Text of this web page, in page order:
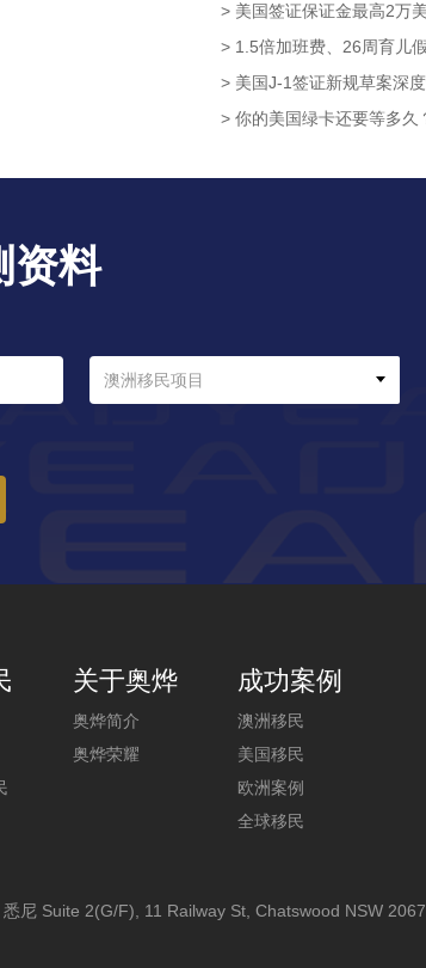
资料
澳洲移民项目
关于奥烨
奥烨简介
奥烨荣耀
成功案例
澳洲移民
美国移民
欧洲案例
全球移民
悉尼 Suite 2(G/F), 11 Railway St, Chatswood NSW 2067